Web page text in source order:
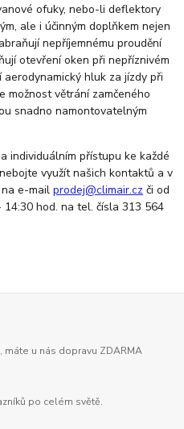
ofuky, nebo-li deflektory
ale i účinným doplňkem nejen
nepříjemnému proudění
otevření oken při nepříznivém
hluk za jízdy při
možnost větrání zamčeného
snadno namontovatelným
individuálním přístupu ke každé
využít našich kontaktů a v
na e-mailprodej@climair.cz či od
hod. na tel. čísla 313 564
máte u nás dopravu ZDARMA
po celém světě.